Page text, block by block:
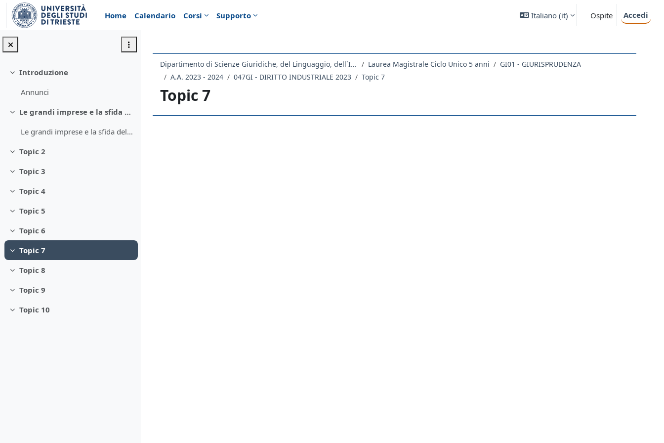
Vai al contenuto principale
Home
Calendario Corsi Supporto Italiano ‎(it)‎ Ospite Accedi
Minimizza
Introduzione
Annunci
Minimizza
Le grandi imprese e la sfida della sostenibilità
Le grandi imprese e la sfida della sostenibilità
Minimizza
Topic 2
Minimizza
Topic 3
Minimizza
Topic 4
Minimizza
Topic 5
Minimizza
Topic 6
Minimizza
Topic 7
Minimizza
Topic 8
Minimizza
Topic 9
Minimizza
Topic 10
Dipartimento di Scienze Giuridiche, del Linguaggio, dell`Interpretazione e della Traduzione Laurea Magistrale Ciclo Unico 5 anni
GI01 - GIURISPRUDENZA
A.A. 2023 - 2024
047GI - DIRITTO INDUSTRIALE 2023 Topic 7
Topic 7